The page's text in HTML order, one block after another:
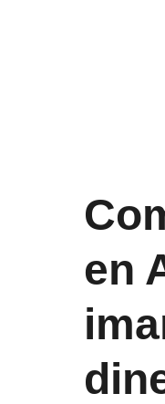
en